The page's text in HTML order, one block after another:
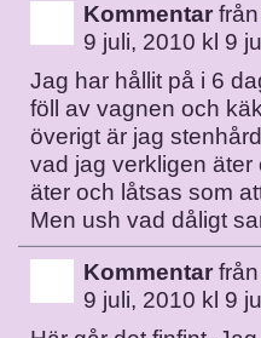
Kommentar från
9 juli, 2010 kl 9
Jag har hållit på i 6
föll av vagnen och
överigt är jag
vad jag verkligen
äter och låtsas som
Men ush vad dåligt
Kommentar från
9 juli, 2010 kl 9